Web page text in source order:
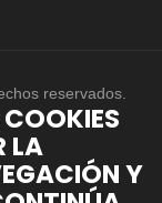
reservados.
LA
Y